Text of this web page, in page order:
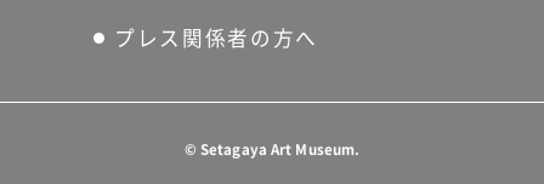
プレス関係者の方へ
© Setagaya Art Museum.